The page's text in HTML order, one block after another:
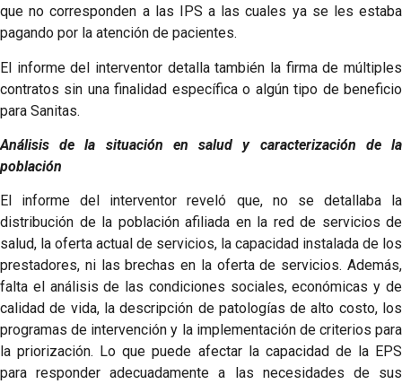
que no corresponden a las IPS a las cuales ya se les estaba
pagando por la atención de pacientes.
El informe del interventor detalla también la firma de múltiples
contratos sin una finalidad específica o algún tipo de beneficio
para Sanitas.
Análisis de la situación en salud y caracterización de la
población
El informe del interventor reveló que, no se detallaba la
distribución de la población afiliada en la red de servicios de
salud, la oferta actual de servicios, la capacidad instalada de los
prestadores, ni las brechas en la oferta de servicios. Además,
falta el análisis de las condiciones sociales, económicas y de
calidad de vida, la descripción de patologías de alto costo, los
programas de intervención y la implementación de criterios para
la priorización. Lo que puede afectar la capacidad de la EPS
para responder adecuadamente a las necesidades de sus